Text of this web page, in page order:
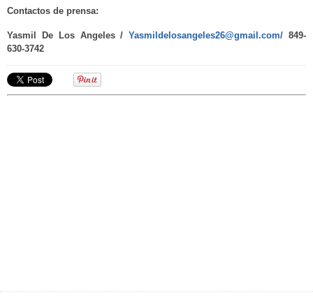
Contactos de prensa:
Yasmil De Los Angeles /Yasmildelosangeles26@gmail.com/ 849-
630-3742